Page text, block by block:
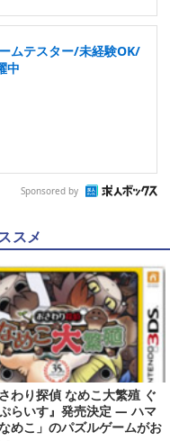
ムテスター/未経験OK/
中
Sponsored by
スメ
さわり探偵 なめこ大繁殖 ぐ
らいす』発売決定 ― ハマ
めこ」のパズルゲームがお